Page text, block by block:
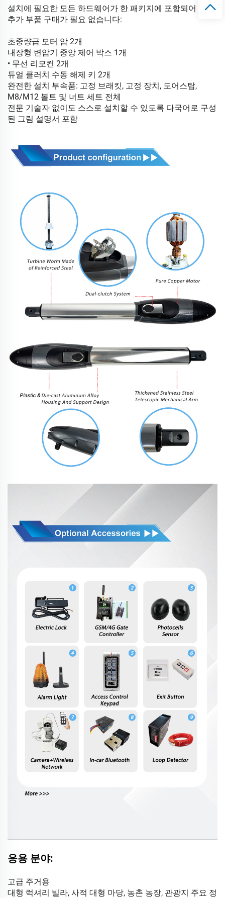
설치에 필요한 모든 하드웨어가 한 패키지에 포함되어 있어
추가 부품 구매가 필요 없습니다:
초중량급 모터 암 2개
내장형 변압기 중앙 제어 박스 1개
• 무선 리모컨 2개
듀얼 클러치 수동 해제 키 2개
완전한 설치 부속품: 고정 브래킷, 고정 장치, 도어스탑,
M8/M12 볼트 및 너트 세트 전체
전문 기술자 없이도 스스로 설치할 수 있도록 다국어로 구성
된 그림 설명서 포함
응용 분야:
고급 주거용
대형 럭셔리 빌라, 사적 대형 마당, 농촌 농장, 관광지 주요 정